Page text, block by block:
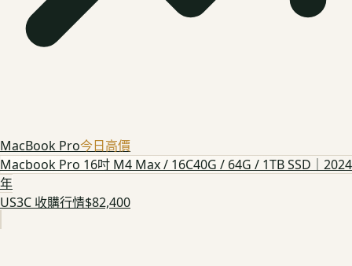
MacBook Pro今日高價
Macbook Pro 16吋 M4 Max / 16C40G / 64G / 1TB SSD｜2024
年
US3C 收購行情$82,400